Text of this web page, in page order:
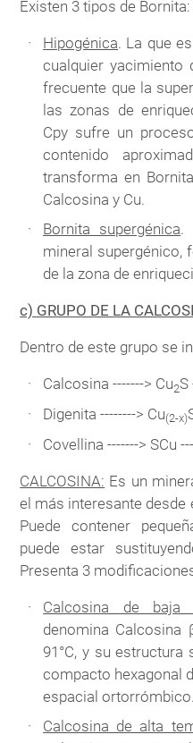
Existen 3 tipos de Bornita:
Hipogénica. La que
cualquier yacimiento
frecuente que la
las zonas de
Cpy sufre un
contenido
transforma en
Calcosina y Cu.
Bornita supergénica.
mineral supergénico,
de la zona de
c) GRUPO DE LA
Dentro de este grupo se
Calcosina -------> Cu2S
Digenita --------> Cu(2-x)
Covellina -------> SCu
CALCOSINA: Es un
el más interesante desde
Puede contener
puede estar
Presenta 3
Calcosina de baja
denomina Calcosina
91°C, y su estructura
compacto hexagonal
espacial ortorrómbico.
Calcosina de alta